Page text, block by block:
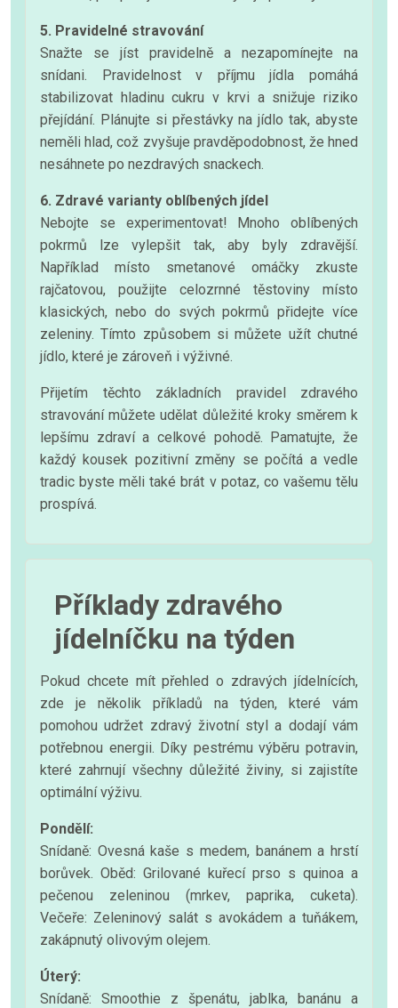
5. Pravidelné stravování
Snažte se jíst pravidelně a nezapomínejte na
snídani. Pravidelnost v příjmu jídla pomáhá
stabilizovat hladinu cukru v krvi a snižuje riziko
přejídání. Plánujte si přestávky na jídlo tak, abyste
neměli hlad, což zvyšuje pravděpodobnost, že hned
nesáhnete po nezdravých snackech.
6. Zdravé varianty oblíbených jídel
Nebojte se experimentovat! Mnoho oblíbených
pokrmů lze vylepšit tak, aby byly zdravější.
Například místo smetanové omáčky zkuste
rajčatovou, použijte celozrnné těstoviny místo
klasických, nebo do svých pokrmů přidejte více
zeleniny. Tímto způsobem si můžete užít chutné
jídlo, které je zároveň i výživné.
Přijetím těchto základních pravidel zdravého
stravování můžete udělat důležité kroky směrem k
lepšímu zdraví a celkové pohodě. Pamatujte, že
každý kousek pozitivní změny se počítá a vedle
tradic byste měli také brát v potaz, co vašemu tělu
prospívá.
Příklady zdravého
jídelníčku na týden
Pokud chcete mít přehled o zdravých jídelnících,
zde je několik příkladů na týden, které vám
pomohou udržet zdravý životní styl a dodají vám
potřebnou energii. Díky pestrému výběru potravin,
které zahrnují všechny důležité živiny, si zajistíte
optimální výživu.
Pondělí:
Snídaně: Ovesná kaše s medem, banánem a hrstí
borůvek. Oběd: Grilované kuřecí prso s quinoa a
pečenou zeleninou (mrkev, paprika, cuketa).
Večeře: Zeleninový salát s avokádem a tuňákem,
zakápnutý olivovým olejem.
Úterý:
Snídaně: Smoothie z špenátu, jablka, banánu a